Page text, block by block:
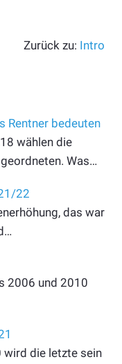
Zurück zu: Intro
Rentner bedeuten
wählen die
Was…
22
das war
2006 und 2010
wird die letzte sein